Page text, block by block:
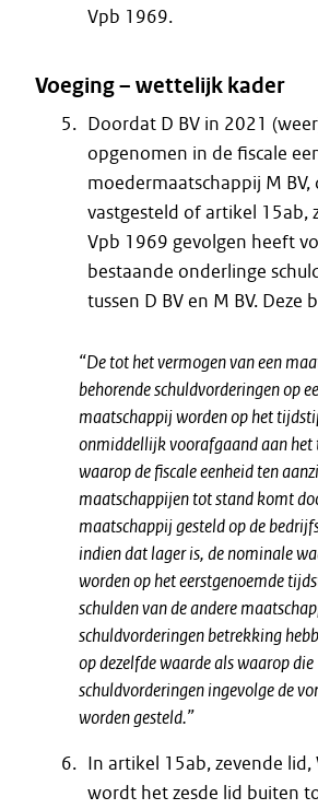
Vpb 1969.
Voeging – wettelijk kader
Doordat D BV in 2021
opgenomen in de fiscale
moedermaatschappij M
vastgesteld of artikel 15ab,
Vpb 1969 gevolgen heeft
bestaande onderlinge
tussen D BV en M BV. Deze
“De tot het vermogen van een
behorende schuldvorderingen op
maatschappij worden op het
onmiddellijk voorafgaand aan
waarop de fiscale eenheid ten
maatschappijen tot stand komt
maatschappij gesteld op de
indien dat lager is, de nominale
worden op het eerstgenoemde
schulden van de andere
schuldvorderingen betrekking
op dezelfde waarde als waarop die
schuldvorderingen ingevolge de
worden gesteld.”
In artikel 15ab, zevende
wordt het zesde lid buiten